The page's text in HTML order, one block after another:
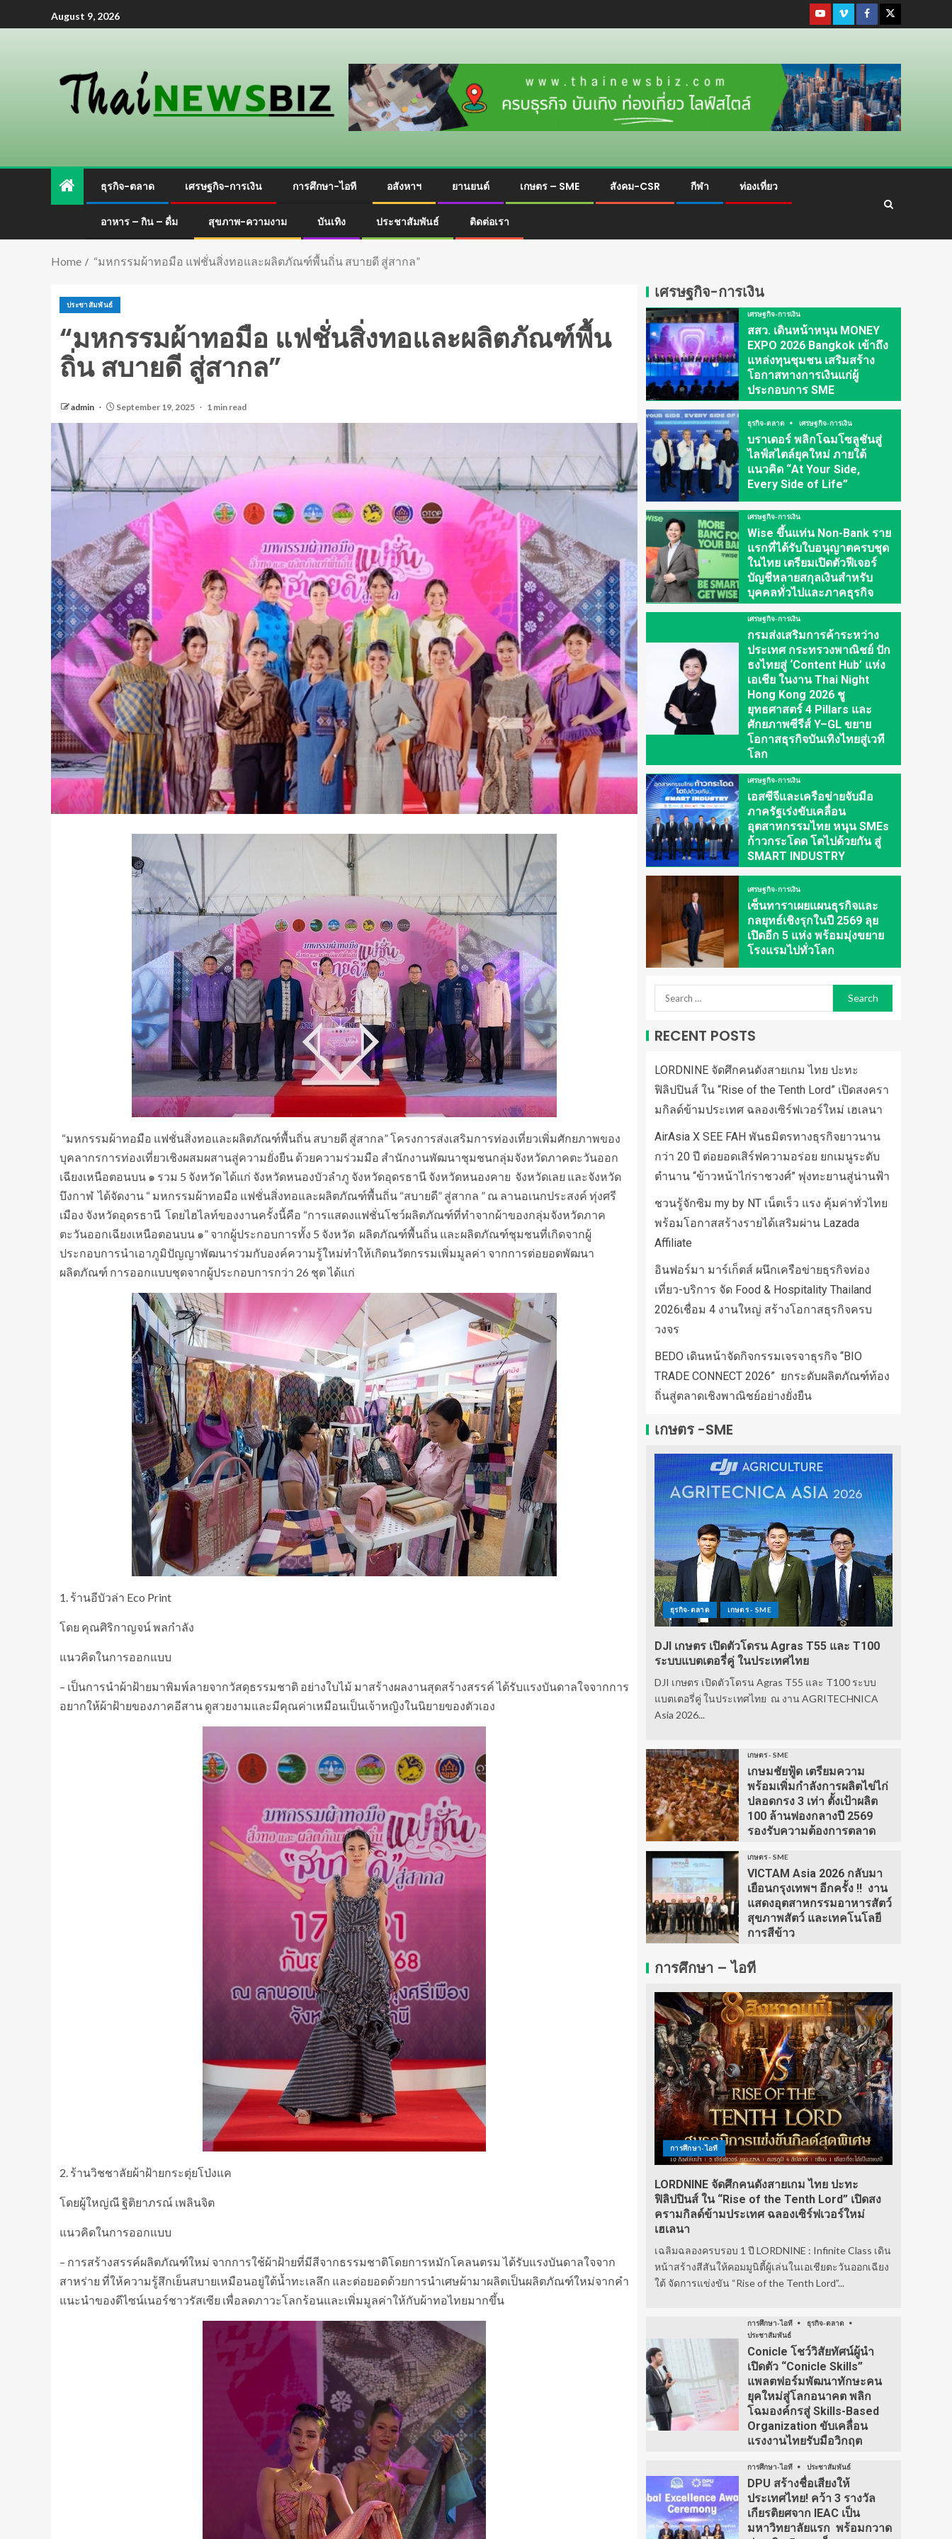
August 9, 2026
ธุรกิจ-ตลาด เศรษฐกิจ-การเงิน การศึกษา-ไอที อสังหาฯ ยานยนต์ เกษตร – SME สังคม-CSR กีฬา ท่องเที่ยว
อาหาร – กิน – ดื่ม สุขภาพ-ความงาม บันเทิง ประชาสัมพันธ์ ติดต่อเรา
Home “มหกรรมผ้าทอมือ แฟชั่นสิ่งทอและผลิตภัณฑ์พื้นถิ่น สบายดี สู่สากล”
ประชาสัมพันธ์
“มหกรรมผ้าทอมือ แฟชั่นสิ่งทอและผลิตภัณฑ์พื้น
ถิ่น สบายดี สู่สากล”
admin September 19, 2025 1 min read
“มหกรรมผ้าทอมือ แฟชั่นสิ่งทอและผลิตภัณฑ์พื้นถิ่น สบายดี สู่สากล” โครงการส่งเสริมการท่องเที่ยวเพิ่มศักยภาพของ
บุคลากรการท่องเที่ยวเชิงผสมผสานสู่ความยั่งยืน ด้วยความร่วมมือ สำนักงานพัฒนาชุมชนกลุ่มจังหวัดภาคตะวันออก
เฉียงเหนือตอนบน ๑ รวม 5 จังหวัด ได้แก่ จังหวัดหนองบัวลำภู จังหวัดอุดรธานี จังหวัดหนองคาย จังหวัดเลย และจังหวัด
บึงกาฬ ได้จัดงาน “ มหกรรมผ้าทอมือ แฟชั่นสิ่งทอและผลิตภัณฑ์พื้นถิ่น “สบายดี” สู่สากล ” ณ ลานอเนกประสงค์ ทุ่งศรี
เมือง จังหวัดอุดรธานี โดยไฮไลท์ของงานครั้งนี้คือ “การแสดงแฟชั่นโชว์ผลิตภัณฑ์ที่ทำจากผ้าของกลุ่มจังหวัดภาค
ตะวันออกเฉียงเหนือตอนบน ๑” จากผู้ประกอบการทั้ง 5 จังหวัด ผลิตภัณฑ์พื้นถิ่น และผลิตภัณฑ์ชุมชนที่เกิดจากผู้
ประกอบการนำเอาภูมิปัญญาพัฒนาร่วมกับองค์ความรู้ใหม่ทำให้เกิดนวัตกรรมเพิ่มมูลค่า จากการต่อยอดพัฒนา
ผลิตภัณฑ์ การออกแบบชุดจากผู้ประกอบการกว่า 26 ชุด ได้แก่
1. ร้านอีบัวล่า Eco Print
โดย คุณศิริกาญจน์ พลกำลัง
แนวคิดในการออกแบบ
– เป็นการนำผ้าฝ้ายมาพิมพ์ลายจากวัสดุธรรมชาติ อย่างใบไม้ มาสร้างผลงานสุดสร้างสรรค์ ได้รับแรงบันดาลใจจากการ
อยากให้ผ้าฝ้ายของภาคอีสาน ดูสวยงามและมีคุณค่าเหมือนเป็นเจ้าหญิงในนิยายของตัวเอง
2. ร้านวิชชาลัยผ้าฝ้ายกระตุ่ยโป่งแค
โดยผู้ใหญ่ณี ฐิติยาภรณ์ เพลินจิต
แนวคิดในการออกแบบ
– การสร้างสรรค์ผลิตภัณฑ์ใหม่ จากการใช้ผ้าฝ้ายที่มีสีจากธรรมชาติโดยการหมักโคลนตรม ได้รับแรงบันดาลใจจาก
สาหร่าย ที่ให้ความรู้สึกเย็นสบายเหมือนอยู่ใต้น้ำทะเลลึก และต่อยอดด้วยการนำเศษผ้ามาผลิตเป็นผลิตภัณฑ์ใหม่จากคำ
แนะนำของดีไซน์เนอร์ชาวรัสเซีย เพื่อลดภาวะโลกร้อนและเพิ่มมูลค่าให้กับผ้าทอไทยมากขึ้น
เศรษฐกิจ-การเงิน
เศรษฐกิจ-การเงิน
สสว. เดินหน้าหนุน MONEY
EXPO 2026 Bangkok เข้าถึง
แหล่งทุนชุมชน เสริมสร้าง
โอกาสทางการเงินแก่ผู้
ประกอบการ SME
ธุรกิจ-ตลาด เศรษฐกิจ-การเงิน
บราเดอร์ พลิกโฉมโซลูชันสู่
ไลฟ์สไตล์ยุคใหม่ ภายใต้
แนวคิด “At Your Side,
Every Side of Life”
เศรษฐกิจ-การเงิน
Wise ขึ้นแท่น Non-Bank ราย
แรกที่ได้รับใบอนุญาตครบชุด
ในไทย เตรียมเปิดตัวฟีเจอร์
บัญชีหลายสกุลเงินสำหรับ
บุคคลทั่วไปและภาคธุรกิจ
เศรษฐกิจ-การเงิน
กรมส่งเสริมการค้าระหว่าง
ประเทศ กระทรวงพาณิชย์ ปัก
ธงไทยสู่ ‘Content Hub’ แห่ง
เอเชีย ในงาน Thai Night
Hong Kong 2026 ชู
ยุทธศาสตร์ 4 Pillars และ
ศักยภาพซีรีส์ Y–GL ขยาย
โอกาสธุรกิจบันเทิงไทยสู่เวที
โลก
เศรษฐกิจ-การเงิน
เอสซีจีและเครือข่ายจับมือ
ภาครัฐเร่งขับเคลื่อน
อุตสาหกรรมไทย หนุน SMEs
ก้าวกระโดด โตไปด้วยกัน สู่
SMART INDUSTRY
เศรษฐกิจ-การเงิน
เซ็นทาราเผยแผนธุรกิจและ
กลยุทธ์เชิงรุกในปี 2569 ลุย
เปิดอีก 5 แห่ง พร้อมมุ่งขยาย
โรงแรมไปทั่วโลก
RECENT POSTS
LORDNINE จัดศึกคนดังสายเกม ไทย ปะทะ
ฟิลิปปินส์ ใน “Rise of the Tenth Lord” เปิดสงครา
มกิลด์ข้ามประเทศ ฉลองเซิร์ฟเวอร์ใหม่ เฮเลนา
AirAsia X SEE FAH พันธมิตรทางธุรกิจยาวนาน
กว่า 20 ปี ต่อยอดเสิร์ฟความอร่อย ยกเมนูระดับ
ตำนาน “ข้าวหน้าไก่ราชวงศ์” พุ่งทะยานสู่น่านฟ้า
ชวนรู้จักซิม my by NT เน็ตเร็ว แรง คุ้มค่าทั่วไทย
พร้อมโอกาสสร้างรายได้เสริมผ่าน Lazada
Affiliate
อินฟอร์มา มาร์เก็ตส์ ผนึกเครือข่ายธุรกิจท่อง
เที่ยว-บริการ จัด Food & Hospitality Thailand
2026เชื่อม 4 งานใหญ่ สร้างโอกาสธุรกิจครบ
วงจร
BEDO เดินหน้าจัดกิจกรรมเจรจาธุรกิจ “BIO
TRADE CONNECT 2026” ยกระดับผลิตภัณฑ์ท้อง
ถิ่นสู่ตลาดเชิงพาณิชย์อย่างยั่งยืน
เกษตร -SME
ธุรกิจ-ตลาด เกษตร - SME
DJI เกษตร เปิดตัวโดรน Agras T55 และ T100
ระบบแบตเตอรี่คู่ ในประเทศไทย
DJI เกษตร เปิดตัวโดรน Agras T55 และ T100 ระบบ
แบตเตอรี่คู่ ในประเทศไทย ณ งาน AGRITECHNICA
Asia 2026...
เกษตร - SME
เกษมชัยฟู้ด เตรียมความ
พร้อมเพิ่มกำลังการผลิตไข่ไก่
ปลอดกรง 3 เท่า ตั้งเป้าผลิต
100 ล้านฟองกลางปี 2569
รองรับความต้องการตลาด
เกษตร - SME
VICTAM Asia 2026 กลับมา
เยือนกรุงเทพฯ อีกครั้ง !! งาน
แสดงอุตสาหกรรมอาหารสัตว์
สุขภาพสัตว์ และเทคโนโลยี
การสีข้าว
การศึกษา – ไอที
การศึกษา-ไอที
LORDNINE จัดศึกคนดังสายเกม ไทย ปะทะ
ฟิลิปปินส์ ใน “Rise of the Tenth Lord” เปิดสง
ครามกิลด์ข้ามประเทศ ฉลองเซิร์ฟเวอร์ใหม่
เฮเลนา
เฉลิมฉลองครบรอบ 1 ปี LORDNINE : Infinite Class เดิน
หน้าสร้างสีสันให้คอมมูนิตี้ผู้เล่นในเอเชียตะวันออกเฉียง
ใต้ จัดการแข่งขัน “Rise of the Tenth Lord”...
การศึกษา-ไอที
ธุรกิจ-ตลาด
ประชาสัมพันธ์
Conicle โชว์วิสัยทัศน์ผู้นำ
เปิดตัว “Conicle Skills”
แพลตฟอร์มพัฒนาทักษะคน
ยุคใหม่สู่โลกอนาคต พลิก
โฉมองค์กรสู่ Skills-Based
Organization ขับเคลื่อน
แรงงานไทยรับมือวิกฤต
การศึกษา-ไอที ประชาสัมพันธ์
DPU สร้างชื่อเสียงให้
ประเทศไทย! คว้า 3 รางวัล
เกียรติยศจาก IEAC เป็น
มหาวิทยาลัยแรก พร้อมกวาด